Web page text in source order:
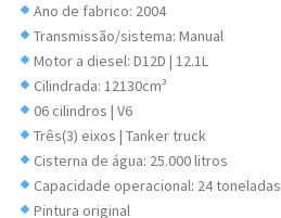
Ano de fabrico: 2004
Transmissão/sistema: Manual
Motor a diesel: D12D | 12.1L
Cilindrada: 12130cm³
06 cilindros | V6
Três(3) eixos | Tanker truck
Cisterna de água: 25.000 litros
Capacidade operacional: 24 toneladas
Pintura original